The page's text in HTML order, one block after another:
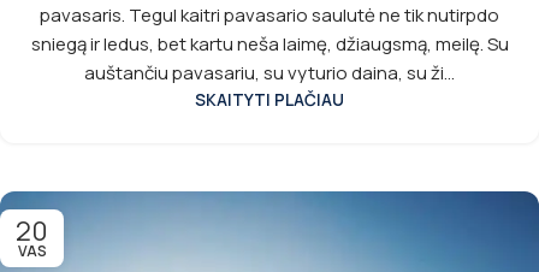
pavasaris. Tegul kaitri pavasario saulutė ne tik nutirpdo
sniegą ir ledus, bet kartu neša laimę, džiaugsmą, meilę. Su
auštančiu pavasariu, su vyturio daina, su ži...
SKAITYTI PLAČIAU
20
VAS